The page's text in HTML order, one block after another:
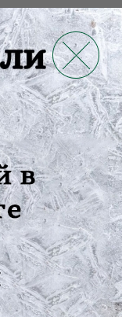
для простоты
– в